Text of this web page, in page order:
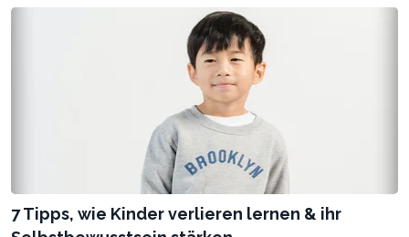
7 Tipps, wie Kinder verlieren lernen & ihr